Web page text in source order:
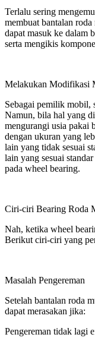
Terlalu sering
membuat bantalan
dapat masuk ke dalam
serta mengikis
Melakukan Modifikasi
Sebagai pemilik mobil,
Namun, bila hal yang
mengurangi usia pakai
dengan ukuran yang
lain yang tidak sesuai
lain yang sesuai
pada wheel bearing.
Ciri-ciri Bearing Roda
Nah, ketika wheel
Berikut ciri-ciri yang
Masalah Pengereman
Setelah bantalan roda
dapat merasakan jika:
Pengereman tidak lagi